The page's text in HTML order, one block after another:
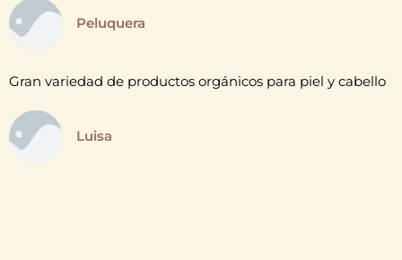
Peluquera
Gran variedad de productos orgánicos para piel y cabello
Luisa